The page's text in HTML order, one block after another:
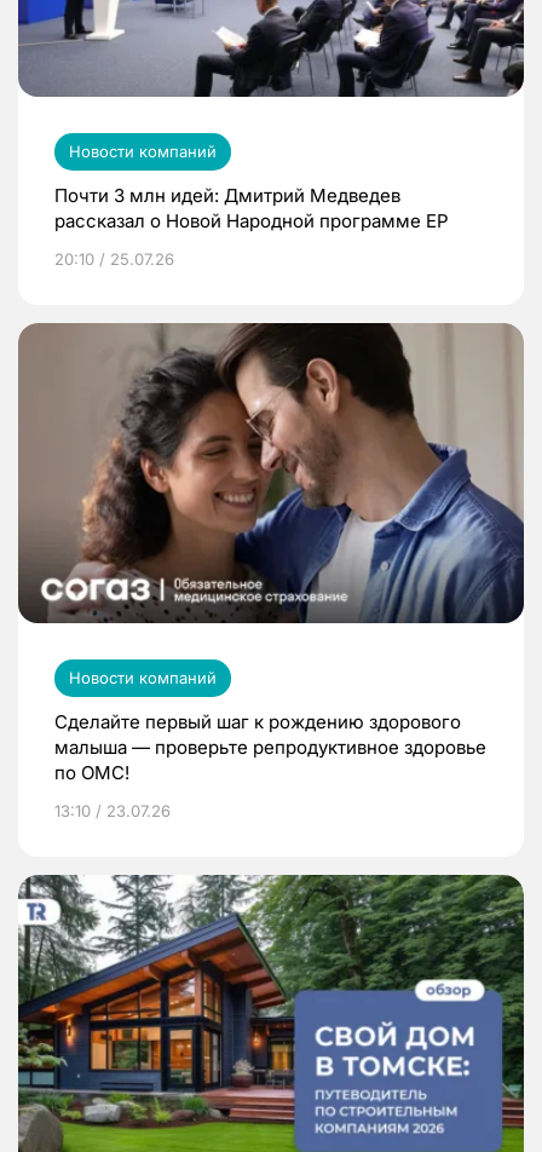
Новости компаний
Почти 3 млн идей: Дмитрий Медведев
рассказал о Новой Народной программе ЕР
20:10 / 25.07.26
Новости компаний
Сделайте первый шаг к рождению здорового
малыша — проверьте репродуктивное здоровье
по ОМС!
13:10 / 23.07.26